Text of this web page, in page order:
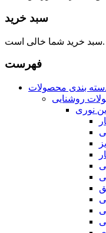
سبد خرید
سبد خرید شما خالی است.
فهرست
بندی محصولات
روشنایی
نوری